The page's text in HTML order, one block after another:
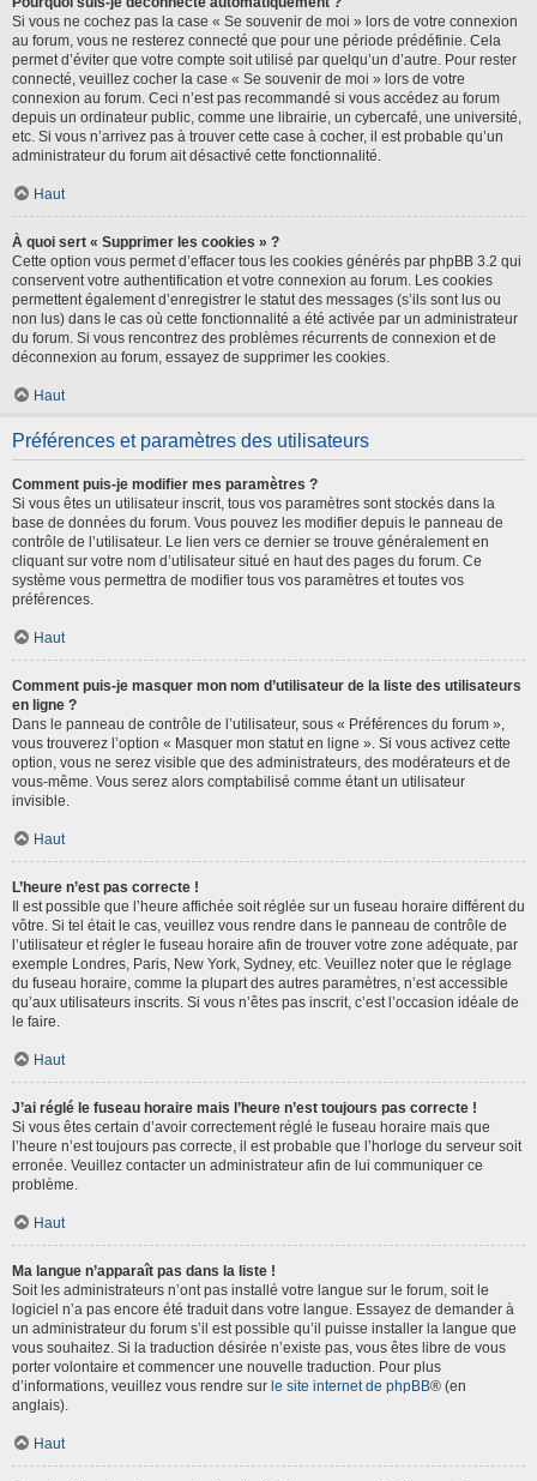
Si vous ne cochez pas la case « Se souvenir de moi » lors de votre connexion
au forum, vous ne resterez connecté que pour une période prédéfinie. Cela
permet d’éviter que votre compte soit utilisé par quelqu’un d’autre. Pour rester
connecté, veuillez cocher la case « Se souvenir de moi » lors de votre
connexion au forum. Ceci n’est pas recommandé si vous accédez au forum
depuis un ordinateur public, comme une librairie, un cybercafé, une université,
etc. Si vous n’arrivez pas à trouver cette case à cocher, il est probable qu’un
administrateur du forum ait désactivé cette fonctionnalité.
Haut
À quoi sert « Supprimer les cookies » ?
Cette option vous permet d’effacer tous les cookies générés par phpBB 3.2 qui
conservent votre authentification et votre connexion au forum. Les cookies
permettent également d’enregistrer le statut des messages (s’ils sont lus ou
non lus) dans le cas où cette fonctionnalité a été activée par un administrateur
du forum. Si vous rencontrez des problèmes récurrents de connexion et de
déconnexion au forum, essayez de supprimer les cookies.
Haut
Préférences et paramètres des utilisateurs
Comment puis-je modifier mes paramètres ?
Si vous êtes un utilisateur inscrit, tous vos paramètres sont stockés dans la
base de données du forum. Vous pouvez les modifier depuis le panneau de
contrôle de l’utilisateur. Le lien vers ce dernier se trouve généralement en
cliquant sur votre nom d’utilisateur situé en haut des pages du forum. Ce
système vous permettra de modifier tous vos paramètres et toutes vos
préférences.
Haut
Comment puis-je masquer mon nom d’utilisateur de la liste des utilisateurs
en ligne ?
Dans le panneau de contrôle de l’utilisateur, sous « Préférences du forum »,
vous trouverez l’option « Masquer mon statut en ligne ». Si vous activez cette
option, vous ne serez visible que des administrateurs, des modérateurs et de
vous-même. Vous serez alors comptabilisé comme étant un utilisateur
invisible.
Haut
L’heure n’est pas correcte !
Il est possible que l’heure affichée soit réglée sur un fuseau horaire différent du
vôtre. Si tel était le cas, veuillez vous rendre dans le panneau de contrôle de
l’utilisateur et régler le fuseau horaire afin de trouver votre zone adéquate, par
exemple Londres, Paris, New York, Sydney, etc. Veuillez noter que le réglage
du fuseau horaire, comme la plupart des autres paramètres, n’est accessible
qu’aux utilisateurs inscrits. Si vous n’êtes pas inscrit, c’est l’occasion idéale de
le faire.
Haut
J’ai réglé le fuseau horaire mais l’heure n’est toujours pas correcte !
Si vous êtes certain d’avoir correctement réglé le fuseau horaire mais que
l’heure n’est toujours pas correcte, il est probable que l’horloge du serveur soit
erronée. Veuillez contacter un administrateur afin de lui communiquer ce
problème.
Haut
Ma langue n’apparaît pas dans la liste !
Soit les administrateurs n’ont pas installé votre langue sur le forum, soit le
logiciel n’a pas encore été traduit dans votre langue. Essayez de demander à
un administrateur du forum s’il est possible qu’il puisse installer la langue que
vous souhaitez. Si la traduction désirée n’existe pas, vous êtes libre de vous
porter volontaire et commencer une nouvelle traduction. Pour plus
d’informations, veuillez vous rendre sur le site internet de phpBB® (en
anglais).
Haut